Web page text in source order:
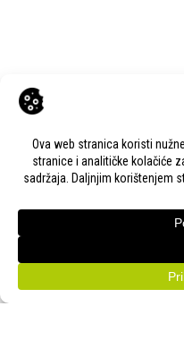
Pozivamo vas na 11.
GOSTOPRIMSTVO!